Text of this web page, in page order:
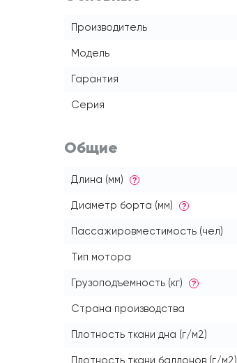
Производитель
Модель
Гарантия
Серия
Общие
Длина (мм) ?
Диаметр борта (мм) ?
Пассажировместимость (чел)
Тип мотора
Грузоподъемность (кг) ?
Страна производства
Плотность ткани дна (г/м2)
Плотность ткани баллонов (г/м2)